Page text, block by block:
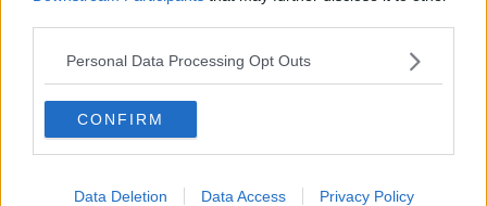
Personal Data Processing Opt Outs
CONFIRM
Data Deletion Data Access Privacy Policy
Non avere e non essere
Armiamoci e... avviatevi
Da Capodanno a Carnevale
Schizzi di fango
Sor-riso amaro
La festa di Capodanno